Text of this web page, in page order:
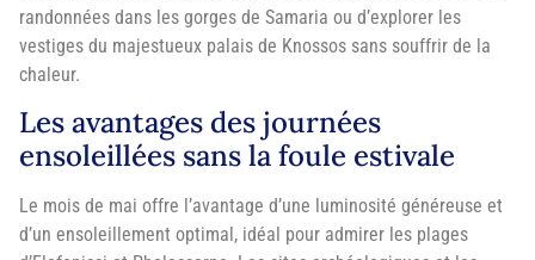
randonnées dans les gorges de Samaria ou d’explorer les
vestiges du majestueux palais de Knossos sans souffrir de la
chaleur.
Les avantages des journées
ensoleillées sans la foule estivale
Le mois de mai offre l’avantage d’une luminosité généreuse et
d’un ensoleillement optimal, idéal pour admirer les plages